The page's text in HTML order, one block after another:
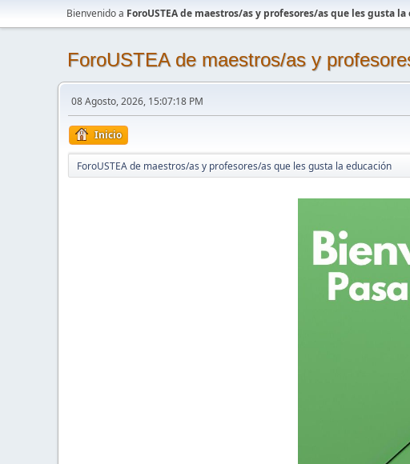
Bienvenido a ForoUSTEA de maestros/as y profesores/as que les gusta la
ForoUSTEA de maestros/as y
08 Agosto, 2026, 15:07:18 PM
Inicio
ForoUSTEA de maestros/as y profesores/as que les gusta la educación